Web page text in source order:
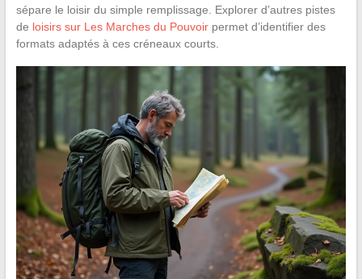
sépare le loisir du simple remplissage. Explorer d’autres pistes
de loisirs sur Les Marches du Pouvoirpermet d’identifier des
formats adaptés à ces créneaux courts.